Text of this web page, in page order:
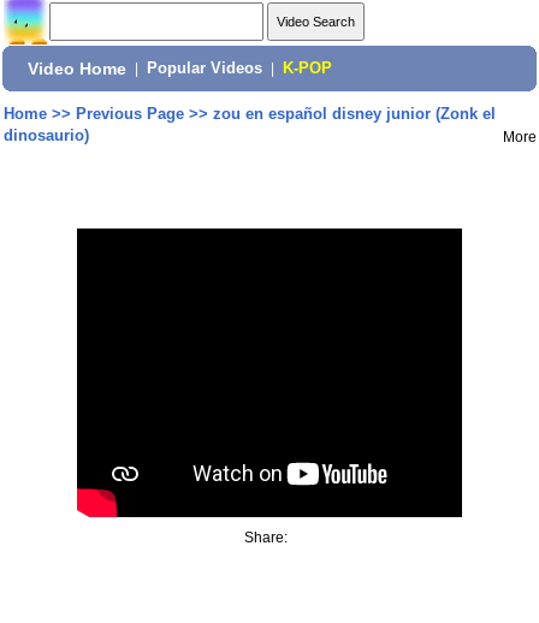
Video Home Popular Videos K-POP
Home>> Previous Page>> zou en español disney junior (Zonk el
dinosaurio)
More
Share: